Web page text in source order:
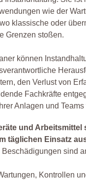
wie der
klassische oder
Grenzen stoßen.
können
den Verlust von
Fachkräfte
Anlagen und
und Arbeitsmittel
täglichen Einsatz
sind
Kontrollen